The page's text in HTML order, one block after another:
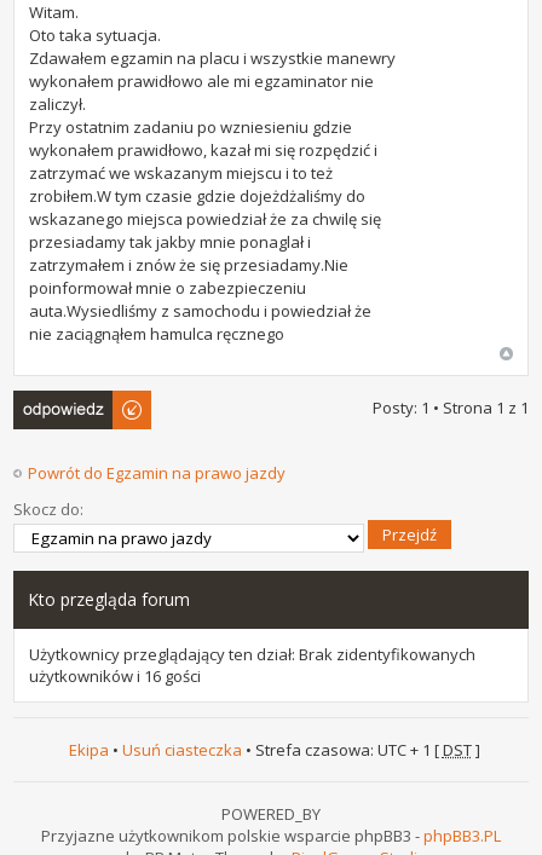
Witam.
Oto taka sytuacja.
Zdawałem egzamin na placu i wszystkie manewry
wykonałem prawidłowo ale mi egzaminator nie
zaliczył.
Przy ostatnim zadaniu po wzniesieniu gdzie
wykonałem prawidłowo, kazał mi się rozpędzić i
zatrzymać we wskazanym miejscu i to też
zrobiłem.W tym czasie gdzie dojeżdżaliśmy do
wskazanego miejsca powiedział że za chwilę się
przesiadamy tak jakby mnie ponaglał i
zatrzymałem i znów że się przesiadamy.Nie
poinformował mnie o zabezpieczeniu
auta.Wysiedliśmy z samochodu i powiedział że
nie zaciągnąłem hamulca ręcznego
Odpowiedz
Posty: 1 • Strona 1 z 1
Powrót do Egzamin na prawo jazdy
Skocz do:
Kto przegląda forum
Użytkownicy przeglądający ten dział: Brak zidentyfikowanych
użytkowników i 16 gości
Ekipa • Usuń ciasteczka • Strefa czasowa: UTC + 1 [DST]
POWERED_BY
Przyjazne użytkownikom polskie wsparcie phpBB3 -phpBB3.PL